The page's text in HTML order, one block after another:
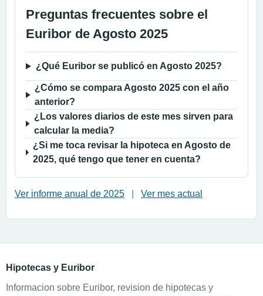
Preguntas frecuentes sobre el
Euribor de Agosto 2025
¿Qué Euribor se publicó en Agosto 2025?
¿Cómo se compara Agosto 2025 con el año
anterior?
¿Los valores diarios de este mes sirven para
calcular la media?
¿Si me toca revisar la hipoteca en Agosto de
2025, qué tengo que tener en cuenta?
Ver informe anual de 2025 Ver mes actual
Hipotecas y Euribor
Informacion sobre Euribor, revision de hipotecas y